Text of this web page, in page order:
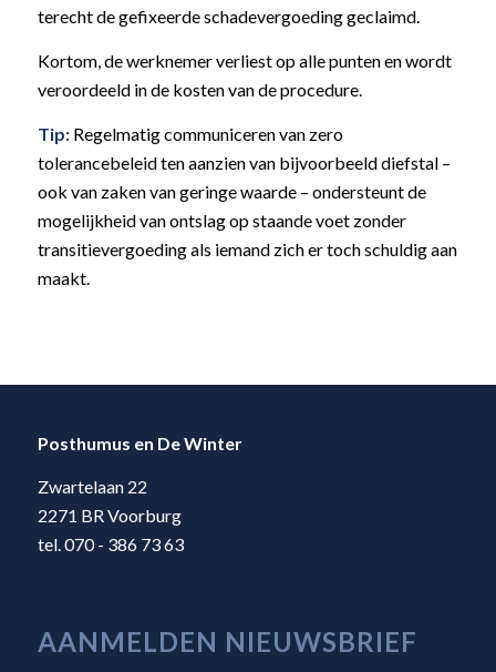
terecht de gefixeerde schadevergoeding geclaimd.
Kortom, de werknemer verliest op alle punten en wordt
veroordeeld in de kosten van de procedure.
Tip: Regelmatig communiceren van zero
tolerancebeleid ten aanzien van bijvoorbeeld diefstal –
ook van zaken van geringe waarde – ondersteunt de
mogelijkheid van ontslag op staande voet zonder
transitievergoeding als iemand zich er toch schuldig aan
maakt.
Posthumus en De Winter
Zwartelaan 22
2271 BR Voorburg
tel. 070 - 386 73 63
AANMELDEN NIEUWSBRIEF